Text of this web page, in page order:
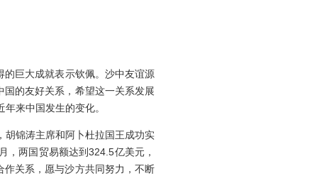
巨大成就表示钦佩。沙中友谊源
的友好关系，希望这一关系发展
来中国发生的变化。
胡锦涛主席和阿卜杜拉国王成功实
月，两国贸易额达到324.5亿美元，
作关系，愿与沙方共同努力，不断